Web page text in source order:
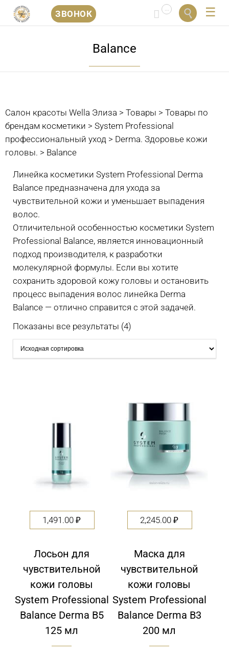
ЗВОНОК  
Balance
Салон красоты Wella Элиза > Товары > Товары по
брендам косметики > System Professional
профессиональный уход > Derma. Здоровье кожи
головы. > Balance
Линейка косметики System Professional Derma
Balance предназначена для ухода за
чувствительной кожи и уменьшает выпадения
волос.
Отличительной особенностью косметики System
Professional Balance, является инновационный
подход производителя, к разработки
молекулярной формулы. Если вы хотите
сохранить здоровой кожу головы и остановить
процесс выпадения волос линейка Derma
Balance — отлично справится с этой задачей.
Показаны все результаты (4)
1,491.00₽
Лосьон для
чувствительной
кожи головы
System Professional
Balance Derma B5
125 мл
2,245.00₽
Маска для
чувствительной
кожи головы
System Professional
Balance Derma B3
200 мл